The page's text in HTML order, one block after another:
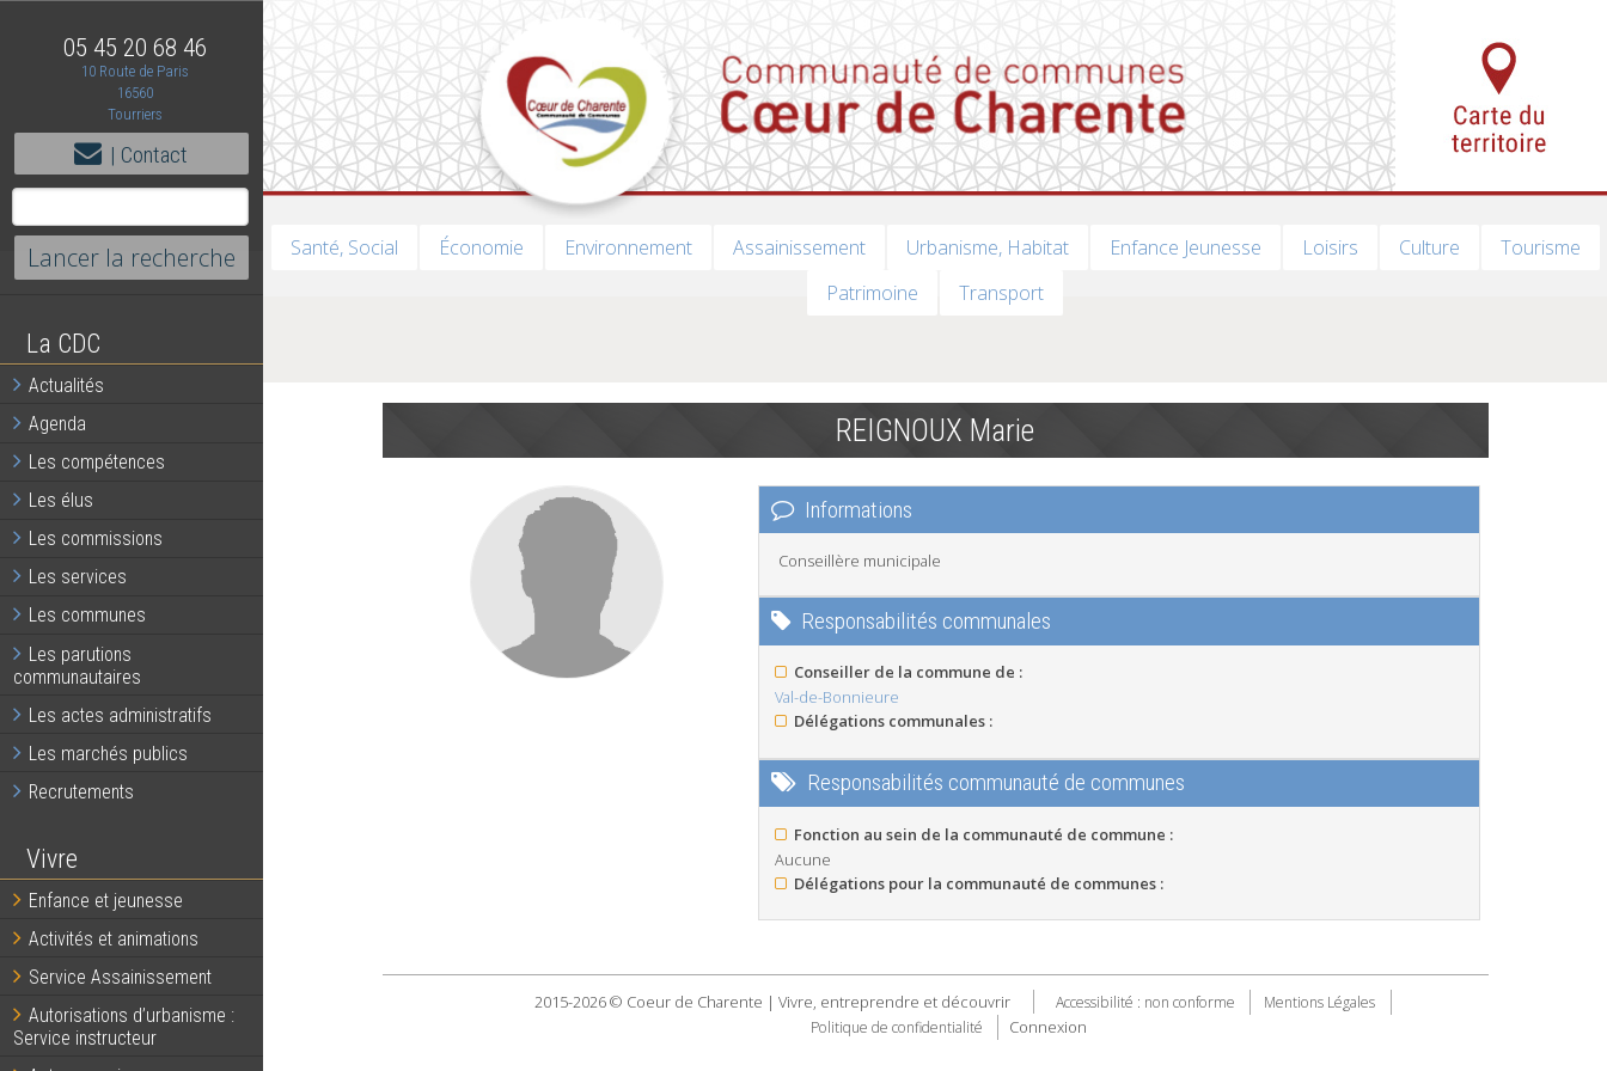
05 45 20 68 46
10 Route de Paris
16560
Tourriers
| Contact
La CDC
Actualités
Agenda
Les compétences
Les élus
Les commissions
Les services
Les communes
Les parutions
communautaires
Les actes administratifs
Les marchés publics
Recrutements
Vivre
Enfance et jeunesse
Activités et animations
Service Assainissement
Autorisations d’urbanisme :
Service instructeur
Santé, Social Économie Environnement Assainissement Urbanisme, Habitat Enfance Jeunesse Loisirs Culture
Tourisme
Patrimoine
Transport
REIGNOUX Marie
Informations
Conseillère municipale
Responsabilités communales
Conseiller de la commune de :
Val-de-Bonnieure
Délégations communales :
Responsabilités communauté de communes
Fonction au sein de la communauté de commune :
Aucune
Délégations pour la communauté de communes :
2015-2026 © Coeur de Charente | Vivre, entreprendre et découvrir Accessibilité : non conforme
Mentions Légales
Politique de confidentialité
Connexion